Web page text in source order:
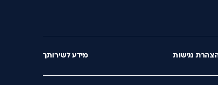
נגישות מידע לשירותך